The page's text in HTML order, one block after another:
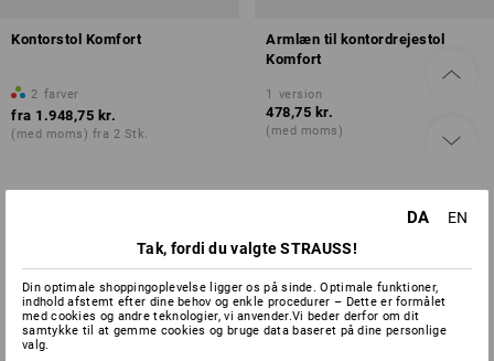
Kontorstol Komfort
2 farver
fra 1.948,75 kr.
(med moms) fra 2 Stk.
Armlæn til kontordrejestol
Komfort
1 version
478,75 kr.
(med moms)
DA
EN
Tak, fordi du valgte STRAUSS!
Din optimale shoppingoplevelse ligger os på sinde. Optimale funktioner,
indhold afstemt efter dine behov og enkle procedurer – Dette er formålet
med cookies og andre teknologier, vi anvender.Vi beder derfor om dit
samtykke til at gemme cookies og bruge data baseret på dine personlige
valg.